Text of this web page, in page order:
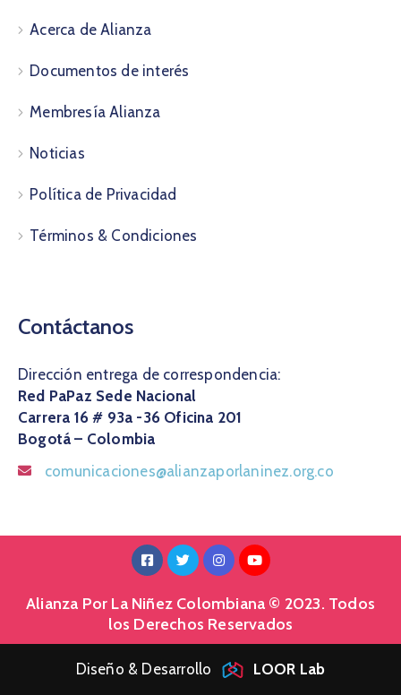
Acerca de Alianza
Documentos de interés
Membresía Alianza
Noticias
Política de Privacidad
Términos & Condiciones
Contáctanos
Dirección entrega de correspondencia:
Red PaPaz Sede Nacional
Carrera 16 # 93a -36 Oficina 201
Bogotá – Colombia
comunicaciones@alianzaporlaninez.org.co
Alianza Por La Niñez Colombiana © 2023. Todos
los Derechos Reservados
Diseño & Desarrollo LOOR Lab